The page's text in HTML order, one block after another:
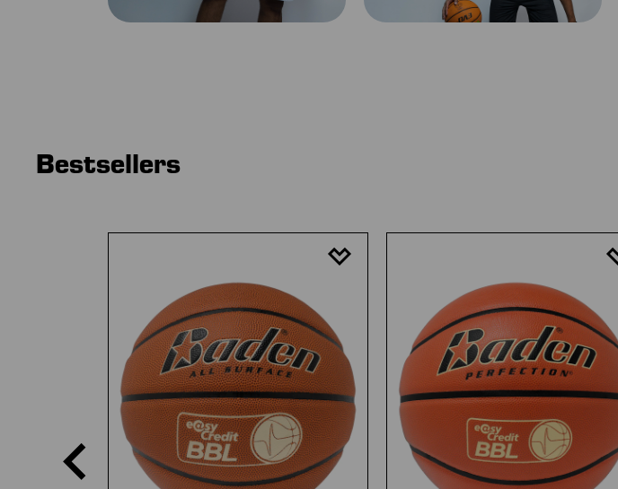
Bestsellers